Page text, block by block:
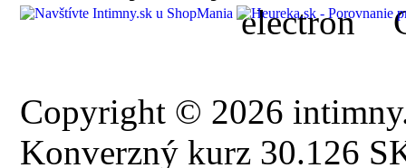
Copyright © 2026
Konverzný kurz 30.126